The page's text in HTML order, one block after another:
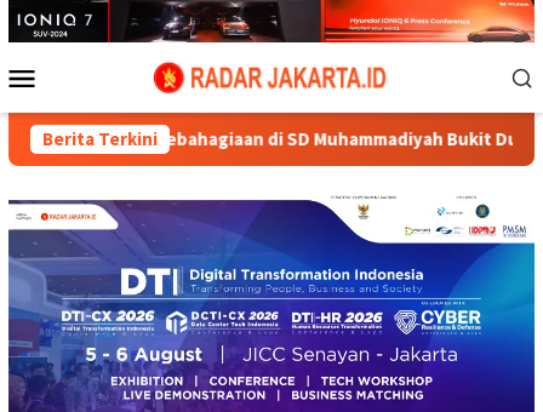
Loncat
ke
Mobile
Berita Terkinidi SD Muhammadiyah Bukit Duri Rayakan